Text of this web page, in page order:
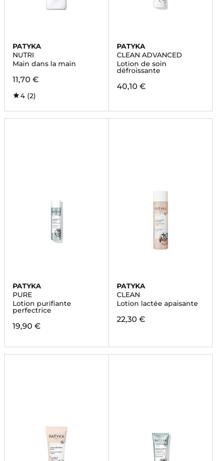
PATYKA
NUTRI
Main dans la main
11,70 €
4 (2)
PATYKA
CLEAN ADVANCED
Lotion de soin
défroissante
40,10 €
PATYKA
PURE
Lotion purifiante
perfectrice
19,90 €
PATYKA
CLEAN
Lotion lactée apaisante
22,30 €